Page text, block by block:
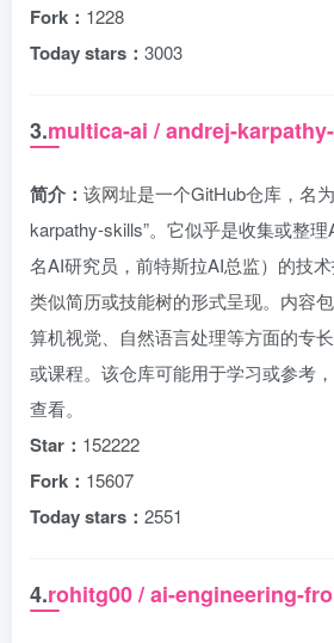
Fork： 1228
Today stars： 3003
3.multica-ai / andrej-
简介： 该网址是一个GitHub仓库，名
karpathy-skills”。它似乎是收集或整
名AI研究员，前特斯拉AI总监）的技
类似简历或技能树的形式呈现。内容
算机视觉、自然语言处理等方面的专
或课程。该仓库可能用于学习或参考
查看。
Star： 152222
Fork： 15607
Today stars： 2551
4.rohitg00 / ai-engineering-